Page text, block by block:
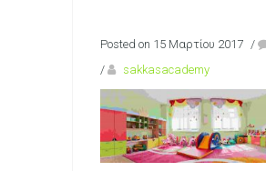
Posted on 15 Μαρτίου 2017 /
/
sakkasacademy